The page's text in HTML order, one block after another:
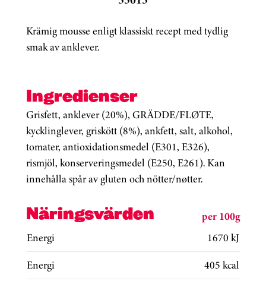
Krämig mousse enligt klassiskt recept med tydlig
smak av anklever.
Ingredienser
Grisfett, anklever (20%), GRÄDDE/FLØTE,
kycklinglever, griskött (8%), ankfett, salt, alkohol,
tomater, antioxidationsmedel (E301, E326),
rismjöl, konserveringsmedel (E250, E261). Kan
innehålla spår av gluten och nötter/nøtter.
Näringsvärden
per 100g
Energi
1670 kJ
Energi
405 kcal